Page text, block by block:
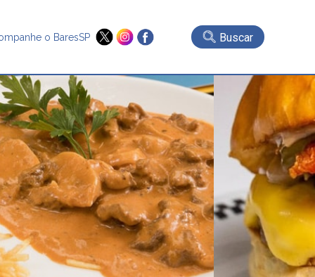
o BaresSP Buscar